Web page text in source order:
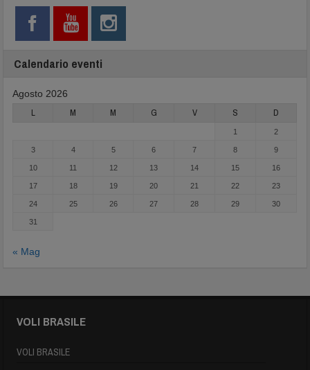
Calendario eventi
Agosto 2026
L M M G V S D
1 2
3 4 5 6 7 8 9
10 11 12 13 14 15 16
17 18 19 20 21 22 23
24 25 26 27 28 29 30
31
« Mag
VOLI BRASILE
VOLI BRASILE